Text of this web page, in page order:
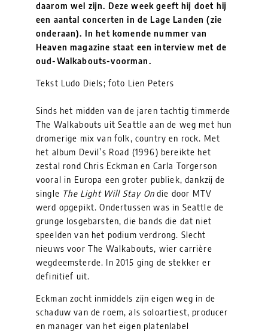
daarom wel zijn. Deze week geeft hij doet hij
een aantal concerten in de Lage Landen (zie
onderaan). In het komende nummer van
Heaven magazine staat een interview met de
oud-Walkabouts-voorman.
Tekst Ludo Diels; foto Lien Peters
Sinds het midden van de jaren tachtig timmerde
The Walkabouts uit Seattle aan de weg met hun
dromerige mix van folk, country en rock. Met
het album Devil’s Road (1996) bereikte het
zestal rond Chris Eckman en Carla Torgerson
vooral in Europa een groter publiek, dankzij de
single The Light Will Stay Ondie door MTV
werd opgepikt. Ondertussen was in Seattle de
grunge losgebarsten, die bands die dat niet
speelden van het podium verdrong. Slecht
nieuws voor The Walkabouts, wier carrière
wegdeemsterde. In 2015 ging de stekker er
definitief uit.
Eckman zocht inmiddels zijn eigen weg in de
schaduw van de roem, als soloartiest, producer
en manager van het eigen platenlabel